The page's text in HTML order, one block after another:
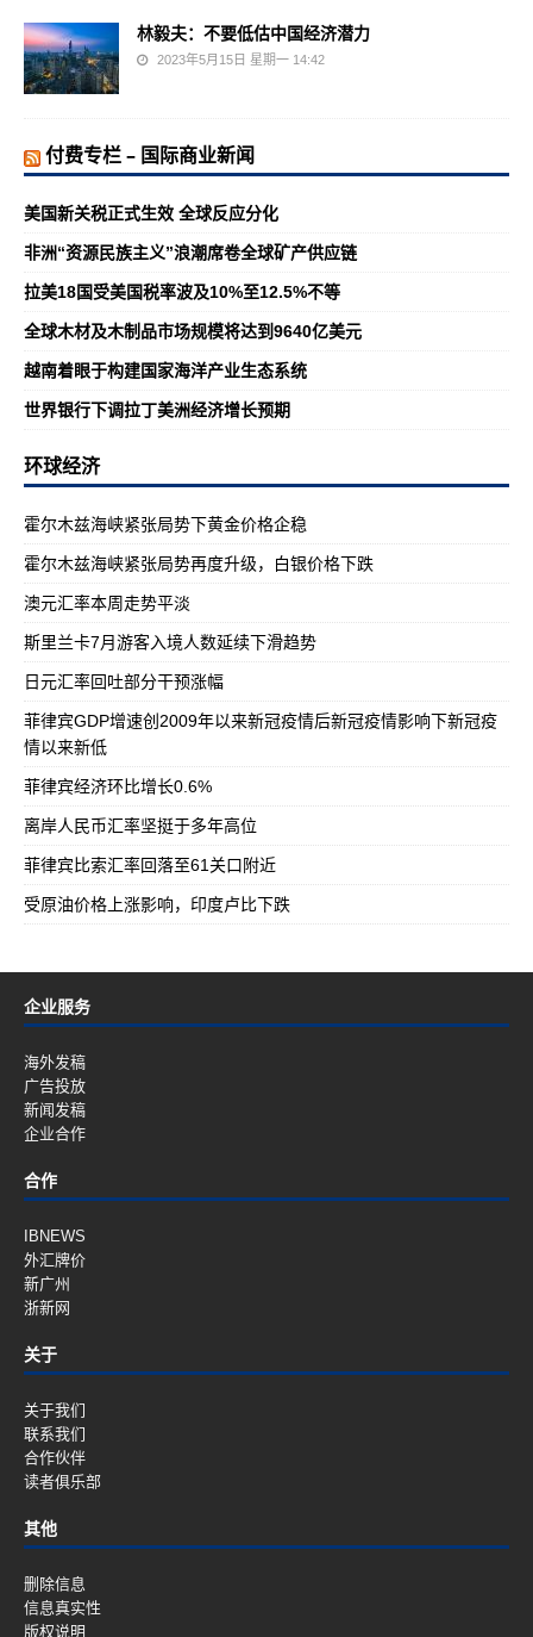
林毅夫：不要低估中国经济潜力
2023年5月15日 星期一 14:42
付费专栏 – 国际商业新闻
美国新关税正式生效 全球反应分化
非洲“资源民族主义”浪潮席卷全球矿产供应链
拉美18国受美国税率波及10%至12.5%不等
全球木材及木制品市场规模将达到9640亿美元
越南着眼于构建国家海洋产业生态系统
世界银行下调拉丁美洲经济增长预期
环球经济
霍尔木兹海峡紧张局势下黄金价格企稳
霍尔木兹海峡紧张局势再度升级，白银价格下跌
澳元汇率本周走势平淡
斯里兰卡7月游客入境人数延续下滑趋势
日元汇率回吐部分干预涨幅
菲律宾GDP增速创2009年以来新冠疫情后新冠疫情影响下新冠疫
情以来新低
菲律宾经济环比增长0.6%
离岸人民币汇率坚挺于多年高位
菲律宾比索汇率回落至61关口附近
受原油价格上涨影响，印度卢比下跌
企业服务
海外发稿
广告投放
新闻发稿
企业合作
合作
IBNEWS
外汇牌价
新广州
浙新网
关于
关于我们
联系我们
合作伙伴
读者俱乐部
其他
删除信息
信息真实性
版权说明